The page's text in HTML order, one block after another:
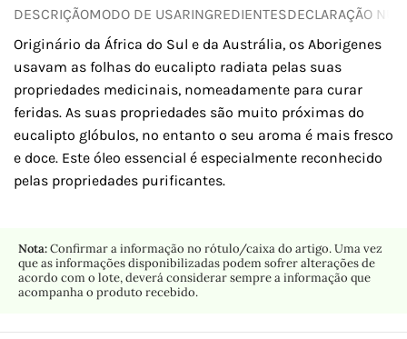
DESCRIÇÃOMODO DE USARINGREDIENTESDECLARAÇÃO
Originário da África do Sul e da Austrália, os Aborigenes
usavam as folhas do eucalipto radiata pelas suas
propriedades medicinais, nomeadamente para curar
feridas. As suas propriedades são muito próximas do
eucalipto glóbulos, no entanto o seu aroma é mais fresco
e doce. Este óleo essencial é especialmente reconhecido
pelas propriedades purificantes.
Nota:Confirmar a informação no rótulo/caixa do artigo. Uma vez
que as informações disponibilizadas podem sofrer alterações de
acordo com o lote, deverá considerar sempre a informação que
acompanha o produto recebido.